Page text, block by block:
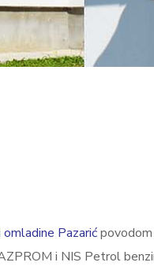
Pazarić
i NIS Petrol